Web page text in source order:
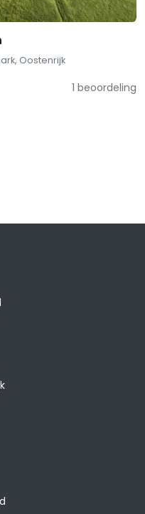
Oostenrijk
1 beoordeling